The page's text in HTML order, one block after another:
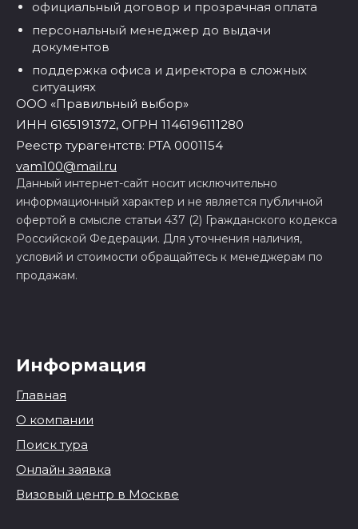
официальный договор и прозрачная оплата
персональный менеджер до выдачи
документов
поддержка офиса и директора в сложных
ситуациях
ООО «Правильный выбор»
ИНН 6165191372, ОГРН 1146196111280
Реестр турагентств: РТА 0001154
vam100@mail.ru
Данный интернет-сайт носит исключительно
информационный характер и не является публичной
офертой в смысле статьи 437 (2) Гражданского кодекса
Российской Федерации. Для уточнения наличия,
условий и стоимости обращайтесь к менеджерам по
продажам.
Информация
Главная
О компании
Поиск тура
Онлайн заявка
Визовый центр в Москве